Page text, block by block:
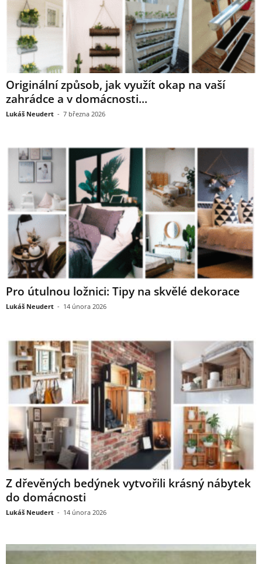
Originální způsob, jak využít okap na vaší
zahrádce a v domácnosti...
Lukáš Neudert - 7 března 2026
Pro útulnou ložnici: Tipy na skvělé dekorace
Lukáš Neudert - 14 února 2026
Z dřevěných bedýnek vytvořili krásný nábytek
do domácnosti
Lukáš Neudert - 14 února 2026